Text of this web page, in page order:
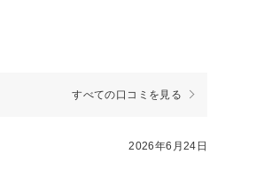
すべての口コミを見る
2026年6月24日